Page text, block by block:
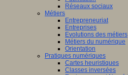
Réseaux sociaux
Métiers
Entrepreneuriat
Entreprises
Evolutions des métiers
Métiers du numérique
Orientation
Pratiques numériques
Cartes heuristiques
Classes inversées